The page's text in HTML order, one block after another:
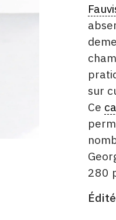
sur
Ce
280
ÉDITÉ